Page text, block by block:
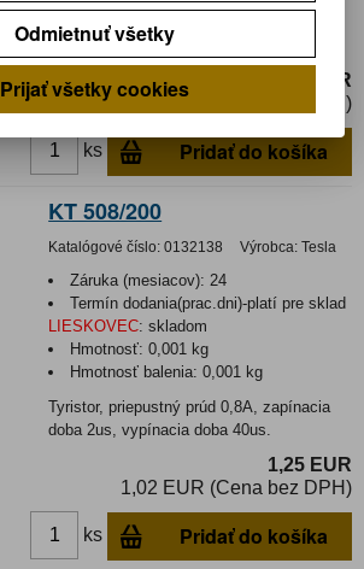
Hmotnosť balenia:0,0123 kg
Tyristor 10A, 200V, kovový
1,80 EUR
1,47 EUR (Cena bez DPH)
ks Pridať do košíka
KT 508/200
Katalógové číslo: 0132138 Výrobca: Tesla
Záruka (mesiacov): 24
Termín dodania(prac.dni)-platí pre sklad
LIESKOVEC: skladom
Hmotnosť:0,001 kg
Hmotnosť balenia:0,001 kg
Tyristor, priepustný prúd 0,8A, zapínacia
doba 2us, vypínacia doba 40us.
1,25 EUR
1,02 EUR (Cena bez DPH)
ks Pridať do košíka
Odmietnuť všetky
Prijať všetky cookies